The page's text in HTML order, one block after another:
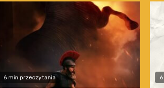
6 min przeczytania